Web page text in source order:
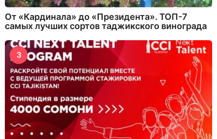
От «Кардинала» до «Президента». ТОП-7
самых лучших сортов таджикского винограда
3